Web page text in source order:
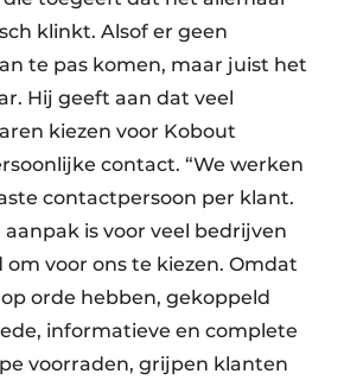
klinkt. Alsof er geen
te pas komen, maar juist het
Hij geeft aan dat veel
kiezen voor Kobout
contact. “We werken
contactpersoon per klant.
is voor veel bedrijven
voor ons te kiezen. Omdat
orde hebben, gekoppeld
informatieve en complete
voorraden, grijpen klanten